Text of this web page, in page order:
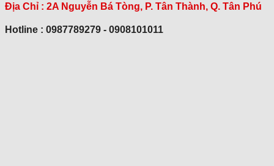
Địa Chỉ : 2A Nguyễn Bá Tòng, P. Tân Thành, Q. Tân Phú
Hotline : 0987789279 - 0908101011